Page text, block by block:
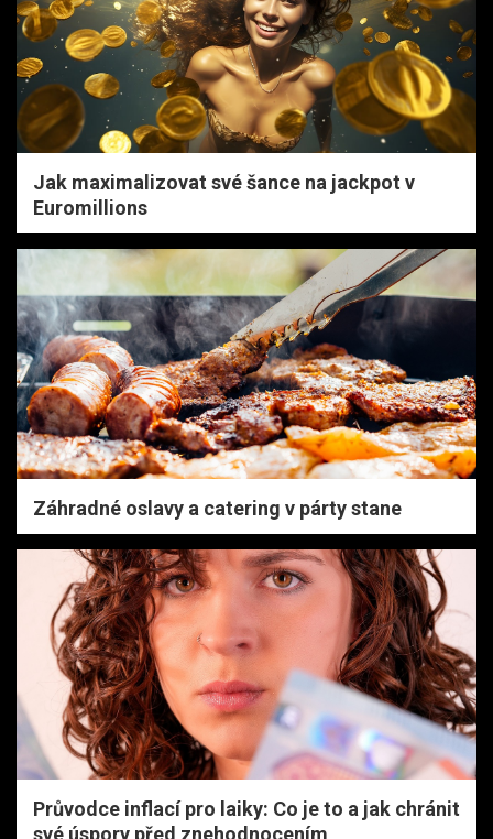
Jak maximalizovat své šance na jackpot v
Euromillions
Záhradné oslavy a catering v párty stane
Průvodce inflací pro laiky: Co je to a jak chránit
své úspory před znehodnocením